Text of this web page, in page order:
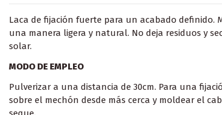
Laca de fijación fuerte para un acabado definido.
una manera ligera y natural. No deja residuos y
solar.
MODO DE EMPLEO
Pulverizar a una distancia de 30cm. Para una
sobre el mechón desde más cerca y moldear el